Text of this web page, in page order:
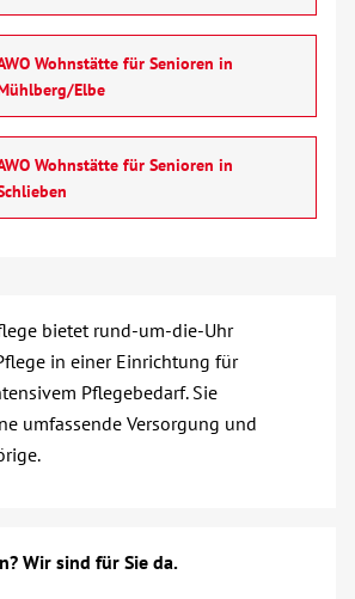
Wohnstätte für Senioren in
Elbe
Wohnstätte für Senioren in
bietet rund-um-die-Uhr
in einer Einrichtung für
Pflegebedarf. Sie
umfassende Versorgung und
Wir sind für Sie da.